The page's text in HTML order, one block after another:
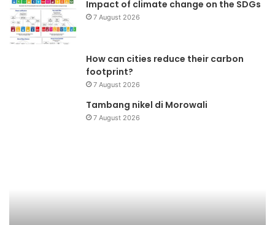
Impact of climate change on the SDGs
7 August 2026
How can cities reduce their carbon
footprint?
7 August 2026
Tambang nikel di Morowali
7 August 2026